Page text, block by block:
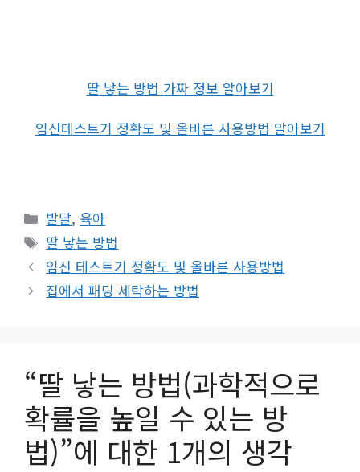
딸 낳는 방법 가짜 정보 알아보기
임신테스트기 정확도 및 올바른 사용방법 알아보기
카
테
고
리
발달,육아
태
그
딸 낳는 방법
임신 테스트기 정확도 및 올바른 사용방법
집에서 패딩 세탁하는 방법
“딸 낳는 방법(과학적으로
확률을 높일 수 있는 방
법)”에 대한 1개의 생각